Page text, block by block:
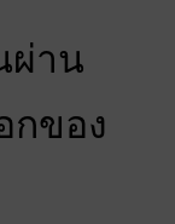
ผ่าน
กของ